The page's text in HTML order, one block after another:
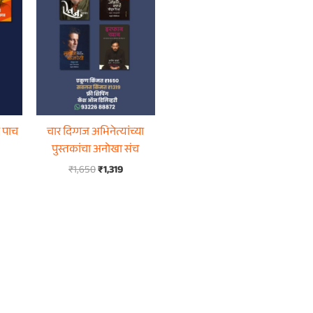
चार दिग्गज अभिनेत्यांच्या
पुस्तकांचा अनोखा संच
₹1,650₹1,319